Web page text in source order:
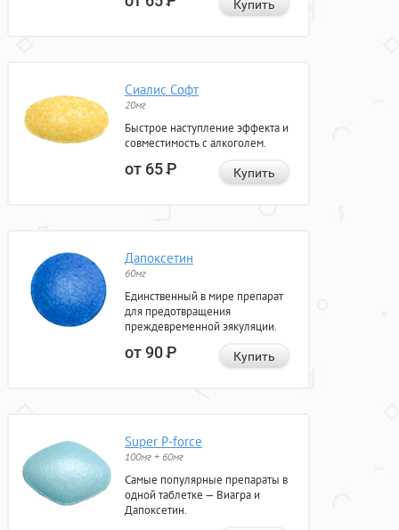
Купить
Сиалис Софт
20мг
Быстрое наступление эффекта и
совместимость с алкоголем.
от 65Р Купить
Дапоксетин
60мг
Единственный в мире препарат
для предотвращения
преждевременной эякуляции.
от 90Р Купить
Super P-force
100мг + 60мг
Самые популярные препараты в
одной таблетке — Виагра и
Дапоксетин.